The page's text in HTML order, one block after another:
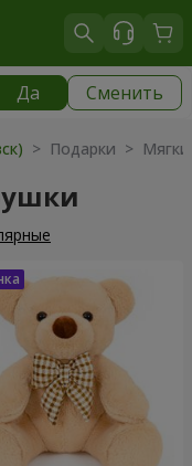
Да Сменить
1711 грн
> Подарки >